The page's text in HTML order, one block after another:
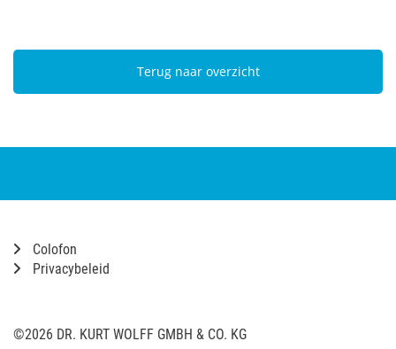
Terug naar overzicht
Colofon
Privacybeleid
©2026 DR. KURT WOLFF GMBH & CO. KG